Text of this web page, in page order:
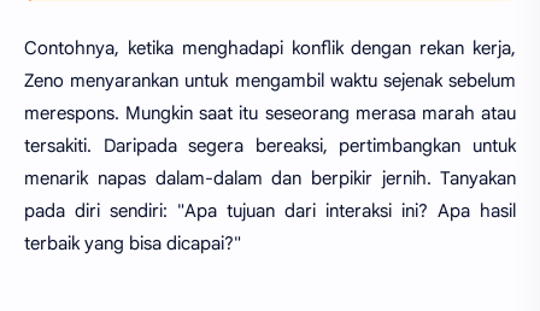
Contohnya, ketika menghadapi konflik dengan rekan kerja,
Zeno menyarankan untuk mengambil waktu sejenak sebelum
merespons. Mungkin saat itu seseorang merasa marah atau
tersakiti. Daripada segera bereaksi, pertimbangkan untuk
menarik napas dalam-dalam dan berpikir jernih. Tanyakan
pada diri sendiri: "Apa tujuan dari interaksi ini? Apa hasil
terbaik yang bisa dicapai?"